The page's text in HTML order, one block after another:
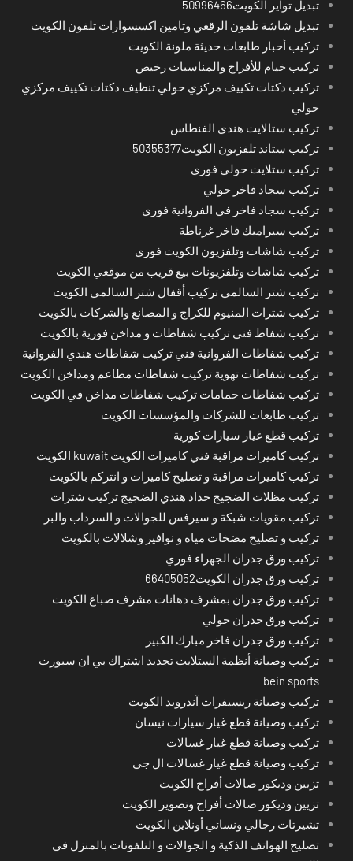
تبديل تواير الكويت50996466
تبديل شاشة تلفون الرقعي وتامين اكسسوارات تلفون الكويت
تركيب أحبار طابعات حديثة ملونة الكويت
تركيب خيام للأفراح والمناسبات رخيص
تركيب دكتات تكييف مركزي حولي تنظيف دكتات تكييف مركزي
حولي
تركيب ستالايت هندي الفنطاس
تركيب ستاند تلفزيون الكويت50355377
تركيب ستلايت حولي فوري
تركيب سجاد فاخر حولي
تركيب سجاد فاخر في الفروانية فوري
تركيب سيراميك فاخر غرناطة
تركيب شاشات وتلفزيون الكويت فوري
تركيب شاشات وتلفزيونات بيع قريب من موقعي الكويت
تركيب شتر السالمي تركيب أقفال شتر السالمي الكويت
تركيب شترات المنيوم للكراج و المصانع والشركات بالكويت
تركيب شفاط فني تركيب شفاطات و مداخن فورية بالكويت
تركيب شفاطات الفروانية فني تركيب شفاطات هندي الفروانية
تركيب شفاطات تهوية تركيب شفاطات مطاعم ومداخن الكويت
تركيب شفاطات حمامات تركيب شفاطات مداخن في الكويت
تركيب طابعات للشركات والمؤسسات الكويت
تركيب قطع غيار سيارات كورية
تركيب كاميرات مراقبة فني كاميرات الكويت kuwait الكويت
تركيب كاميرات مراقبة و تصليح كاميرات و انتركم بالكويت
تركيب مظلات الضجيج حداد هندي الضجيج تركيب شترات
تركيب مقويات شبكة و سيرفس للجوالات و السرداب والبر
تركيب و تصليح مضخات مياه و نوافير وشلالات بالكويت
تركيب ورق جدران الجهراء فوري
تركيب ورق جدران الكويت66405052
تركيب ورق جدران بمشرف دهانات مشرف صباغ الكويت
تركيب ورق جدران حولي
تركيب ورق جدران فاخر مبارك الكبير
تركيب وصيانة أنظمة الستلايت تجديد اشتراك بي ان سبورت
bein sports
تركيب وصيانة ريسيفرات آندرويد الكويت
تركيب وصيانة قطع غيار سيارات نيسان
تركيب وصيانة قطع غيار غسالات
تركيب وصيانة قطع غيار غسالات ال جي
تزيين وديكور صالات أفراح الكويت
تزيين وديكور صالات أفراح وتصوير الكويت
تشيرتات رجالي ونسائي أونلاين الكويت
تصليح الهواتف الذكية و الجوالات و التلفونات بالمنزل في